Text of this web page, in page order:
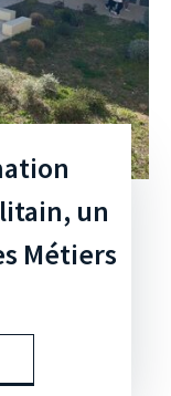
un
Métiers